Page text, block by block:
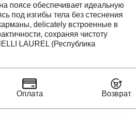
поясе обеспечивает идеальную
под изгибы тела без стеснения
delicately встроенные в
сохраняя чистоту
элегантный
Они прекрасно сочетаются с
effortless chic.
LAUREL (Республика
Оплата Возврат